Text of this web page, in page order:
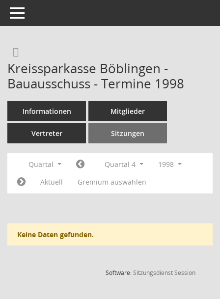
Toggle navigation
Kreissparkasse Böblingen -
Bauausschuss - Termine 1998
Informationen Mitglieder
Vertreter Sitzungen
Quartal Quartal 4
1998
Aktuell
Gremium auswählen
Keine Daten gefunden.
Software:SitzungsdienstSession(Wird in